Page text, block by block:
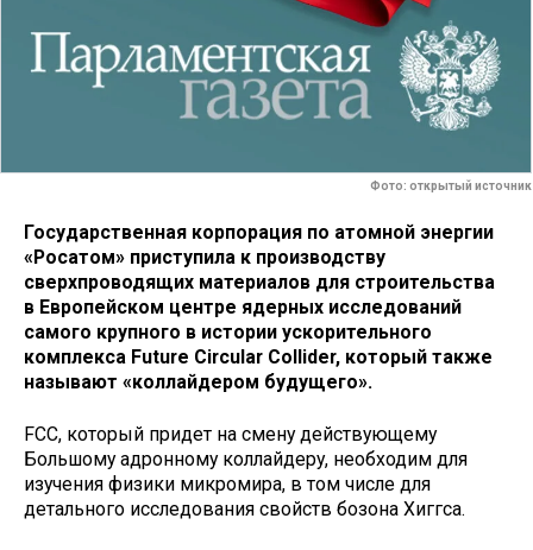
Фото: открытый источник
Государственная корпорация по атомной энергии
«Росатом» приступила к производству
сверхпроводящих материалов для строительства
в Европейском центре ядерных исследований
самого крупного в истории ускорительного
комплекса Future Circular Collider, который также
называют «коллайдером будущего».
FCC, который придет на смену действующему
Большому адронному коллайдеру, необходим для
изучения физики микромира, в том числе для
детального исследования свойств бозона Хиггса.